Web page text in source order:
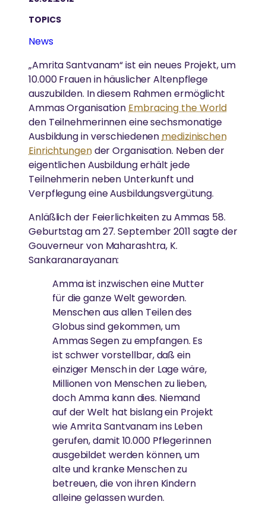
Amma ist international für ihr Wirken und ihre
mit dem MVV zu erreichen.
REGIONALE GRUPPEN
In ganz Deutschland treffen sich regelmäßig
Menschen, um sich zusammen in Ammas Lehren zu
vertiefen und aktiv zum Wohle von Gesellschaft und
Umwelt zu arbeiten.
AYUDH
Die von Amma inspirierte Jugendbewegung fördert
junge Menschen weltweit.
GREENFRIENDS
Ammas Umweltinitiative wirkt in über 15 Ländern.
Hochwertige Gesundheitsversorgung in einer
Atmosphäre von Liebe und Mitgefühl
KATASTROPHENHILFE
Unterstützung von Überlebenden durch
Krisenintervention und ganzheitliche Langzeithilfe
LÄNDLICHE ENTWICKLUNG
Armut beseitigen, Widerstandskraft stärken und
Kultur bewahren
GLEICHSTELLUNG DER GESCHLECHTER &
STÄRKUNG VON FRAUEN
Abbau von Barrieren für die soziale, emotionale und
wirtschaftliche Stärkung von Frauen
ESSEN, WASSER & OBDACH
Ammas Traum: Jeder Mensch soll ohne Angst
schlafen und satt werden können
„Unsere Bemühungen, Hass und
Gleichgültigkeit aus der Welt zu schaffen,
Geist zu entfernen“
-Amma
Gesundheitsfürsorge
Gleichstellung der Geschlechter
Umweltschutz
Katastrophenhilfe
Essen, Wasser & Obdach
Forschung
Ländliche Entwicklung
Ammas Weisheiten
Spirituelle Praxis
MEHR
Spenden
News
TOPICS
News
„Amrita Santvanam“ ist ein neues Projekt, um
10.000 Frauen in häuslicher Altenpflege
auszubilden. In diesem Rahmen ermöglicht
Ammas OrganisationEmbracing the World
den Teilnehmerinnen eine sechsmonatige
Ausbildung in verschiedenenmedizinischen
Einrichtungender Organisation. Neben der
eigentlichen Ausbildung erhält jede
Teilnehmerin neben Unterkunft und
Verpflegung eine Ausbildungsvergütung.
Anläßlich der Feierlichkeiten zu Ammas 58.
Geburtstag am 27. September 2011 sagte der
Gouverneur von Maharashtra, K.
Sankaranarayanan:
Amma ist inzwischen eine Mutter
für die ganze Welt geworden.
Menschen aus allen Teilen des
Globus sind gekommen, um
Ammas Segen zu empfangen. Es
ist schwer vorstellbar, daß ein
einziger Mensch in der Lage wäre,
Millionen von Menschen zu lieben,
doch Amma kann dies. Niemand
auf der Welt hat bislang ein Projekt
wie Amrita Santvanam ins Leben
gerufen, damit 10.000 Pflegerinnen
ausgebildet werden können, um
alte und kranke Menschen zu
betreuen, die von ihren Kindern
alleine gelassen wurden.